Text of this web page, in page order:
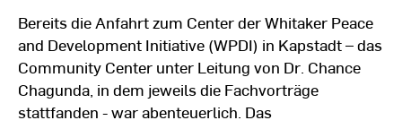
Bereits die Anfahrt zum Center der Whitaker Peace
and Development Initiative (WPDI) in Kapstadt – das
Community Center unter Leitung von Dr. Chance
Chagunda, in dem jeweils die Fachvorträge
stattfanden - war abenteuerlich. Das